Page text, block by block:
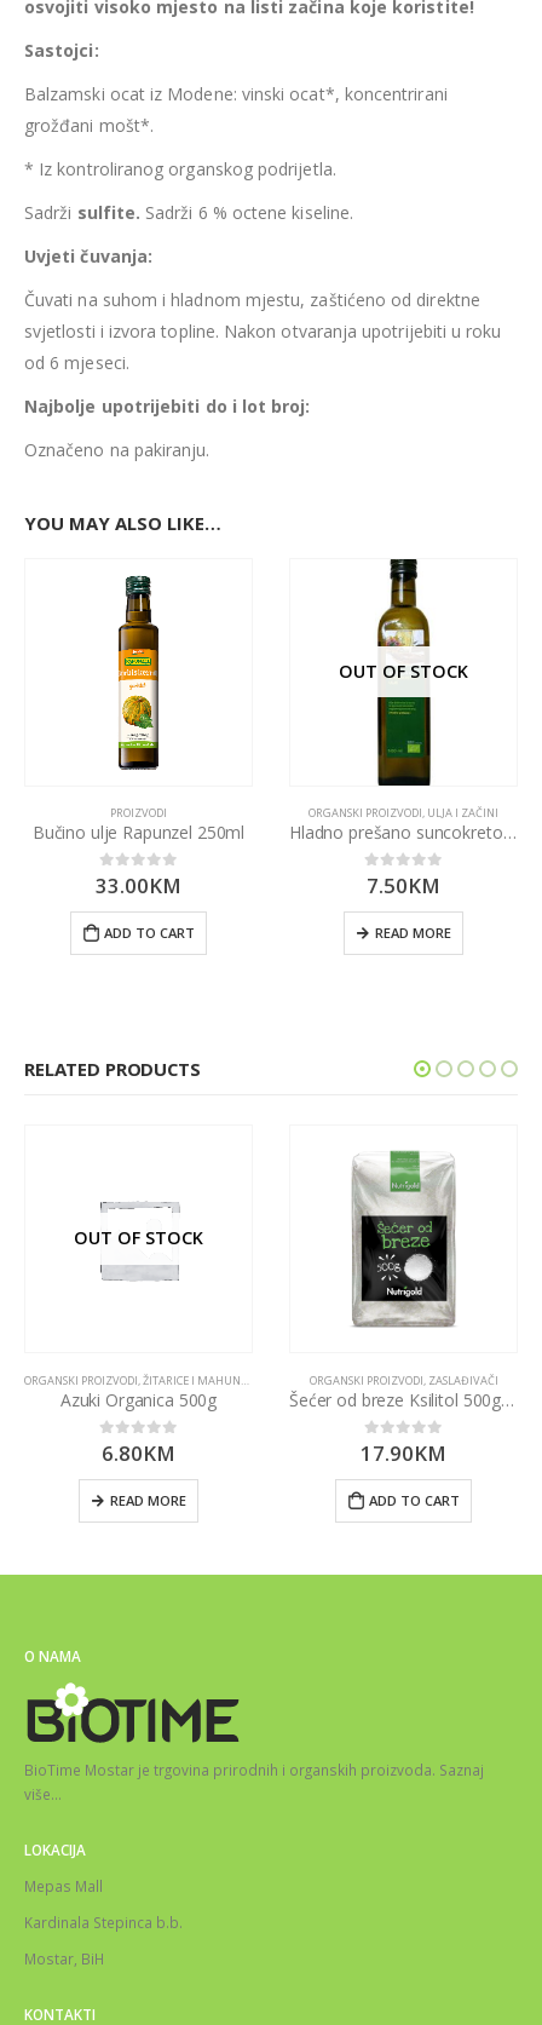
osvojiti visoko mjesto na listi začina koje koristite!
Sastojci:
Balzamski ocat iz Modene: vinski ocat*, koncentrirani
grožđani mošt*.
* Iz kontroliranog organskog podrijetla.
Sadrži sulfite. Sadrži 6 % octene kiseline.
Uvjeti čuvanja:
Čuvati na suhom i hladnom mjestu, zaštićeno od direktne
svjetlosti i izvora topline. Nakon otvaranja upotrijebiti u roku
od 6 mjeseci.
Najbolje upotrijebiti do i lot broj:
Označeno na pakiranju.
YOU MAY ALSO LIKE…
PROIZVODI
Bučino ulje Rapunzel 250ml
0out of 5
33.00KM
ADD TO CART
OUT OF STOCK
ORGANSKI PROIZVODI, ULJA I ZAČINI
Hladno prešano suncokretovo ulje 500ml
0out of 5
7.50KM
READ MORE
RELATED PRODUCTS
OUT OF STOCK
ORGANSKI PROIZVODI,ŽITARICE I MAHUNARKE
Azuki Organica 500g
0out of 5
6.80KM
READ MORE
ORGANSKI PROIZVODI, ZASLAĐIVAČI
Šećer od breze Ksilitol 500g Nutrigold
0 out of 5
17.90KM
ADD TO CART
O NAMA
BioTime Mostar je trgovina prirodnih i organskih proizvoda. Saznaj
više…
LOKACIJA
Mepas Mall
Kardinala Stepinca b.b.
Mostar, BiH
KONTAKTI